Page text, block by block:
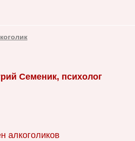
Семеник, психолог
алкоголиков